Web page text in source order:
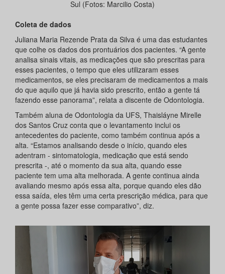
Sul (Fotos: Marcilio Costa)
Coleta de dados
Juliana Maria Rezende Prata da Silva é uma das estudantes
que colhe os dados dos prontuários dos pacientes. “A gente
analisa sinais vitais, as medicações que são prescritas para
esses pacientes, o tempo que eles utilizaram esses
medicamentos, se eles precisaram de medicamentos a mais
do que aquilo que já havia sido prescrito, então a gente tá
fazendo esse panorama”, relata a discente de Odontologia.
Também aluna de Odontologia da UFS, Thaisláyne Mirelle
dos Santos Cruz conta que o levantamento inclui os
antecedentes do paciente, como também continua após a
alta. “Estamos analisando desde o início, quando eles
adentram - sintomatologia, medicação que está sendo
prescrita -, até o momento da sua alta, quando esse
paciente tem uma alta melhorada. A gente continua ainda
avaliando mesmo após essa alta, porque quando eles dão
essa saída, eles têm uma certa prescrição médica, para que
a gente possa fazer esse comparativo”, diz.